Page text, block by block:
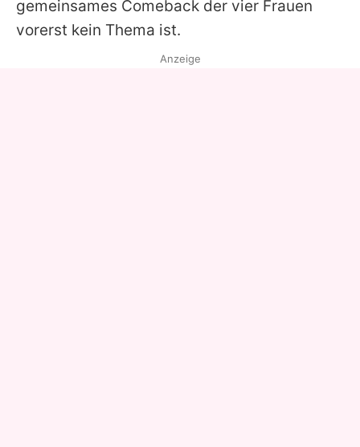
gemeinsames Comeback der vier Frauen
vorerst kein Thema ist.
Anzeige